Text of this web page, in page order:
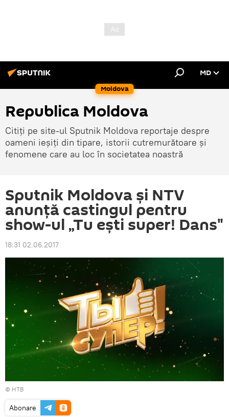
Moldova
MD
Republica Moldova
Citiți pe site-ul Sputnik Moldova reportaje despre
oameni ieșiți din tipare, istorii cutremurătoare și
fenomene care au loc în societatea noastră
Sputnik Moldova și NTV
anunță castingul pentru
show-ul „Tu ești super! Dans"
18:31 02.06.2017
© НТВ
Abonare